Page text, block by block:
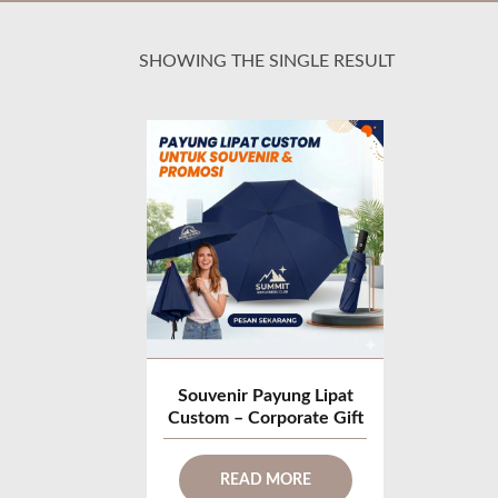
SHOWING THE SINGLE RESULT
Souvenir Payung Lipat
Custom – Corporate Gift
READ MORE